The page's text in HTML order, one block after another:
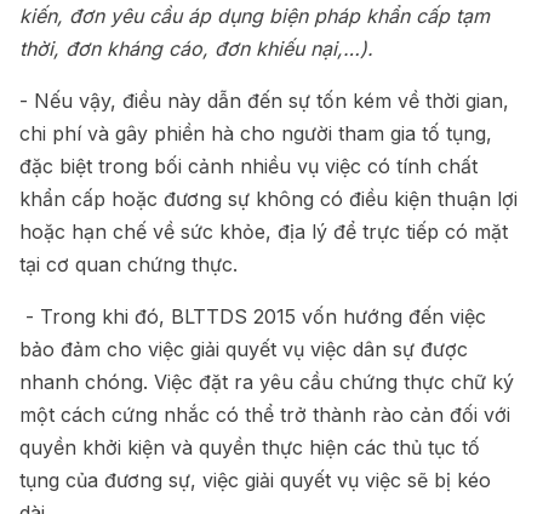
kiến, đơn yêu cầu áp dụng biện pháp khẩn cấp tạm
thời, đơn kháng cáo, đơn khiếu nại,…).
- Nếu vậy, điều này dẫn đến sự tốn kém về thời gian,
chi phí và gây phiền hà cho người tham gia tố tụng,
đặc biệt trong bối cảnh nhiều vụ việc có tính chất
khẩn cấp hoặc đương sự không có điều kiện thuận lợi
hoặc hạn chế về sức khỏe, địa lý để trực tiếp có mặt
tại cơ quan chứng thực.
- Trong khi đó, BLTTDS 2015 vốn hướng đến việc
bảo đảm cho việc giải quyết vụ việc dân sự được
nhanh chóng. Việc đặt ra yêu cầu chứng thực chữ ký
một cách cứng nhắc có thể trở thành rào cản đối với
quyền khởi kiện và quyền thực hiện các thủ tục tố
tụng của đương sự, việc giải quyết vụ việc sẽ bị kéo